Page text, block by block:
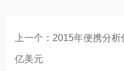
上一个： 2015年便携分
亿美元